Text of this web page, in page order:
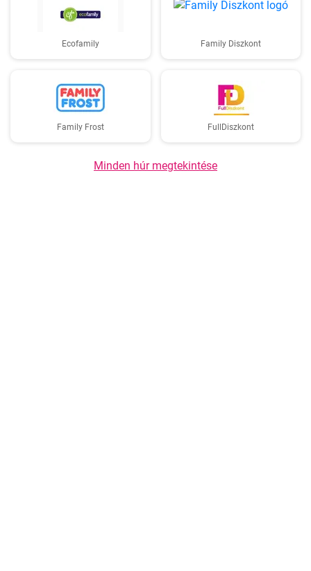
Ecofamily Family Diszkont
Family Frost FullDiszkont
Minden húr megtekintése